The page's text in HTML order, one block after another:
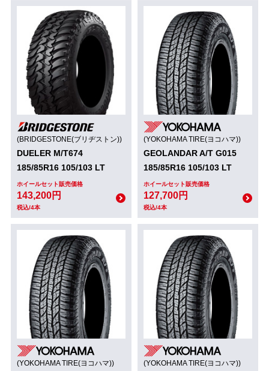
(BRIDGESTONE(ブリヂストン))
DUELER M/T674
185/85R16 105/103 LT
ホイールセット販売価格
143,200円
税込/4本
(YOKOHAMA TIRE(ヨコハマ))
GEOLANDAR A/T G015
185/85R16 105/103 LT
ホイールセット販売価格
127,700円
税込/4本
(YOKOHAMA TIRE(ヨコハマ)) (YOKOHAMA TIRE(ヨコハマ))